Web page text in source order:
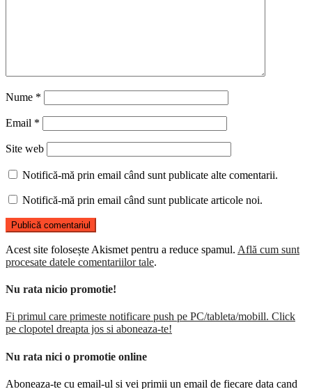
Nume *
Email *
Site web
Notifică-mă prin email când sunt publicate alte comentarii.
Notifică-mă prin email când sunt publicate articole noi.
Acest site folosește Akismet pentru a reduce spamul. Află cum sunt
procesate datele comentariilor tale.
Nu rata nicio promotie!
Fi primul care primeste notificare push pe PC/tableta/mobill. Click
pe clopotel dreapta jos si aboneaza-te!
Nu rata nici o promotie online
Aboneaza-te cu email-ul si vei primii un email de fiecare data cand